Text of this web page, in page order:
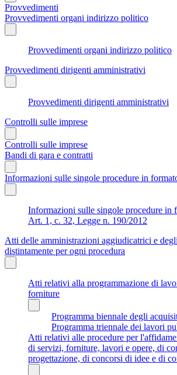
Provvedimenti
Provvedimenti organi indirizzo politico
Provvedimenti organi indirizzo politico
Provvedimenti dirigenti amministrativi
Provvedimenti dirigenti amministrativi
Controlli sulle imprese
Controlli sulle imprese
Bandi di gara e contratti
Informazioni sulle singole procedure in
Informazioni sulle singole procedure in
Art. 1, c. 32, Legge n. 190/2012
Atti delle amministrazioni aggiudicatrici e
distintamente per ogni procedura
Atti relativi alla programmazione di
forniture
Programma biennale degli
Programma triennale dei lavori
Atti relativi alle procedure per
di servizi, forniture, lavori e opere, di
progettazione, di concorsi di idee e di